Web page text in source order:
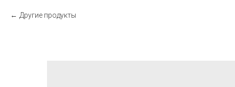
Другие продукты